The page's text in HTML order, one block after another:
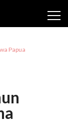
Papua